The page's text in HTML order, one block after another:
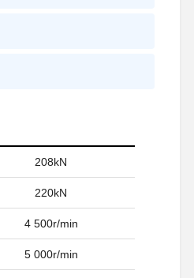
208kN
220kN
4 500r/min
5 000r/min